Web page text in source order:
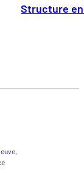
Structure